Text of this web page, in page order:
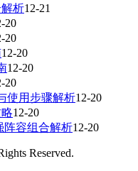
析12-21
20
20
12-20
12-20
20
使用步骤解析12-20
12-20
阵容组合解析12-20
Reserved.